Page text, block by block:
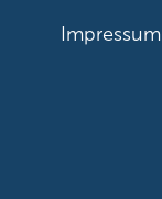
Impressum